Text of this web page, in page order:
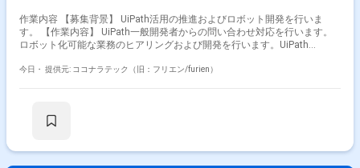
作業内容 【募集背景】 UiPath活用の推進およびロボット開発を行いま
す。 【作業内容】 UiPath一般開発者からの問い合わせ対応を行います。
ロボット化可能な業務のヒアリングおよび開発を行います。UiPath
【求める人物像】 【ポジションの魅力】 UiPath Autopilotを活用したロボ
今日・ 提供元: ココナラテック（旧：フリエン/furien）